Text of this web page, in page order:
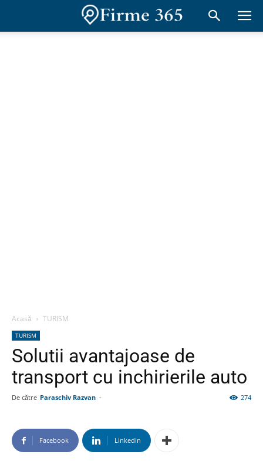
Acasă TURISM
TURISM
Solutii avantajoase de
transport cu inchirierile auto
De către Paraschiv Razvan - 274
Facebook Linkedin